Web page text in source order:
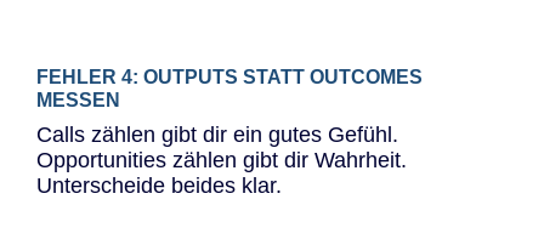
FEHLER 4: OUTPUTS STATT OUTCOMES
MESSEN
Calls zählen gibt dir ein gutes Gefühl.
Opportunities zählen gibt dir Wahrheit.
Unterscheide beides klar.